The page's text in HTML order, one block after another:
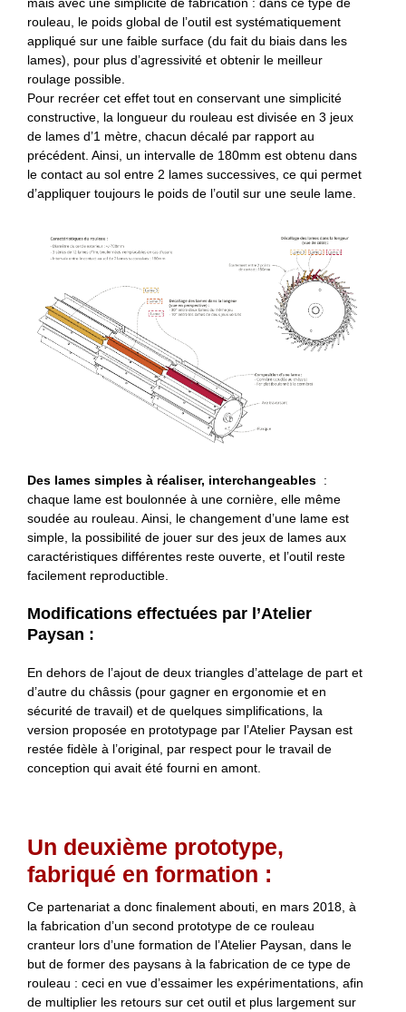
mais avec une simplicité de fabrication : dans ce type de
rouleau, le poids global de l’outil est systématiquement
appliqué sur une faible surface (du fait du biais dans les
lames), pour plus d’agressivité et obtenir le meilleur
roulage possible.
Pour recréer cet effet tout en conservant une simplicité
constructive, la longueur du rouleau est divisée en 3 jeux
de lames d’1 mètre, chacun décalé par rapport au
précédent. Ainsi, un intervalle de 180mm est obtenu dans
le contact au sol entre 2 lames successives, ce qui permet
d’appliquer toujours le poids de l’outil sur une seule lame.
Des lames simples à réaliser, interchangeables :
chaque lame est boulonnée à une cornière, elle même
soudée au rouleau. Ainsi, le changement d’une lame est
simple, la possibilité de jouer sur des jeux de lames aux
caractéristiques différentes reste ouverte, et l’outil reste
facilement reproductible.
Modifications effectuées par l’Atelier
Paysan :
En dehors de l’ajout de deux triangles d’attelage de part et
d’autre du châssis (pour gagner en ergonomie et en
sécurité de travail) et de quelques simplifications, la
version proposée en prototypage par l’Atelier Paysan est
restée fidèle à l’original, par respect pour le travail de
conception qui avait été fourni en amont.
Un deuxième prototype,
fabriqué en formation :
Ce partenariat a donc finalement abouti, en mars 2018, à
la fabrication d’un second prototype de ce rouleau
cranteur lors d’une formation de l’Atelier Paysan, dans le
but de former des paysans à la fabrication de ce type de
rouleau : ceci en vue d’essaimer les expérimentations, afin
de multiplier les retours sur cet outil et plus largement sur